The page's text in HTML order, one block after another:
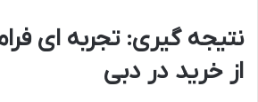
نتیجه گیری: تجربه ای
از خرید در دبی